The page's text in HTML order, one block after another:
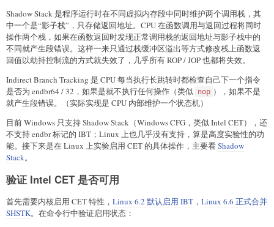
Shadow Stack 是程序运行时在不同虚拟内存段中同时维护两个调用栈，其
中一个是“影子栈”，只存储返回地址。CPU 在函数调用与返回过程将同时
操作两个栈，如果在函数返回时发现正常调用栈的返回地址与影子栈中的
不同就产生段错误。这样一来只通过栈缓冲区溢出等方式修改栈上函数返
回值以劫持控制流的方式就失效了，几乎所有 ROP / JOP 也都将失效。
Indirect Branch Tracking 是 CPU 每当执行长跳转时都检查自己下一个指令
是否为 endbr64 / 32，如果是就不执行任何操作（类似 nop ），如果不是
就产生段错误。（实际实现是 CPU 内部维护一个状态机）
目前 Windows 只支持 Shadow Stack（Windows CFG，类似 Intel CET），还
不支持 endbr 标记的 IBT；Linux 上也几乎没有支持，算是高度实验性的功
能。接下来是在 Linux 上实验启用 CET 的具体操作，主要看Shadow
Stack。
验证 Intel CET 是否可用
首先需要内核启用 CET 特性， Linux 6.2 默认启用 IBT ， Linux 6.6 正式合并
SHSTK。在命令行中验证启用状态：